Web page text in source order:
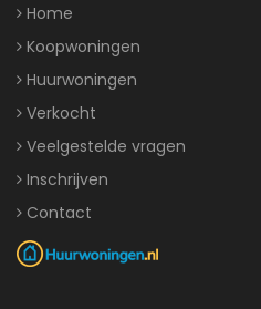
Home
Koopwoningen
Huurwoningen
Verkocht
Veelgestelde vragen
Inschrijven
Contact